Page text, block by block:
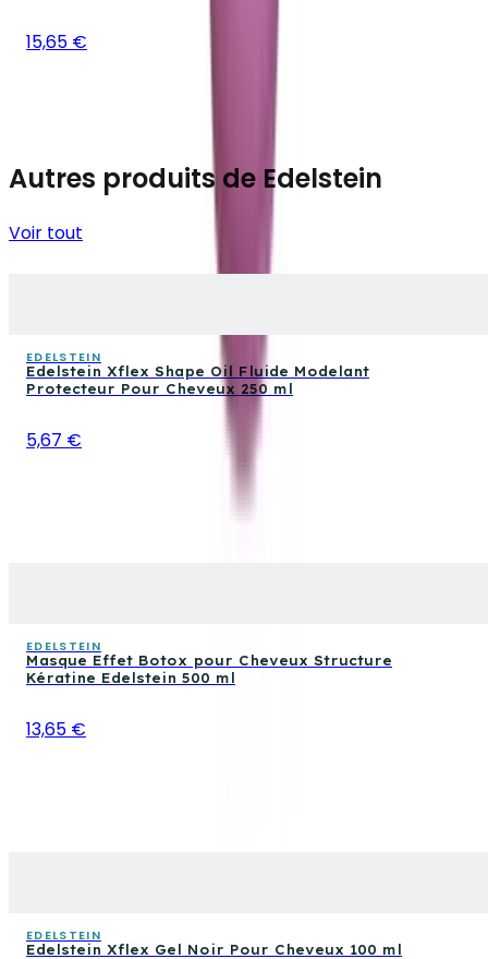
15,65 €
Autres produits de Edelstein
Voir tout
EDELSTEIN
Edelstein Xflex Shape Oil Fluide Modelant
Protecteur Pour Cheveux 250 ml
5,67 €
EDELSTEIN
Masque Effet Botox pour Cheveux Structure
Kératine Edelstein 500 ml
13,65 €
EDELSTEIN
Edelstein Xflex Gel Noir Pour Cheveux 100 ml